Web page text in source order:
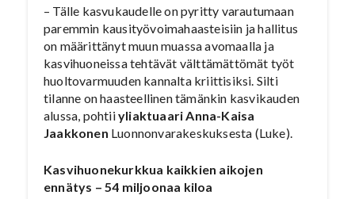
– Tälle kasvukaudelle on pyritty varautumaan
paremmin kausityövoimahaasteisiin ja hallitus
on määrittänyt muun muassa avomaalla ja
kasvihuoneissa tehtävät välttämättömät työt
huoltovarmuuden kannalta kriittisiksi. Silti
tilanne on haasteellinen tämänkin kasvikauden
alussa, pohtiiyliaktuaari Anna-Kaisa
Jaakkonen Luonnonvarakeskuksesta (Luke).
Kasvihuonekurkkua kaikkien aikojen
ennätys – 54 miljoonaa kiloa